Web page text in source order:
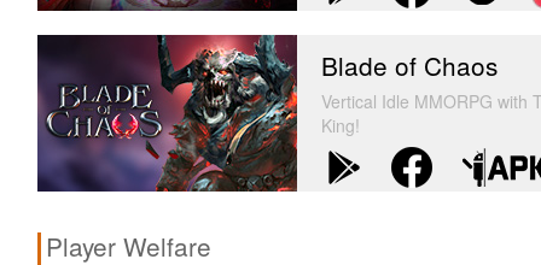
Blade of Chaos
Vertical Idle MMORPG with
King!
Player Welfare